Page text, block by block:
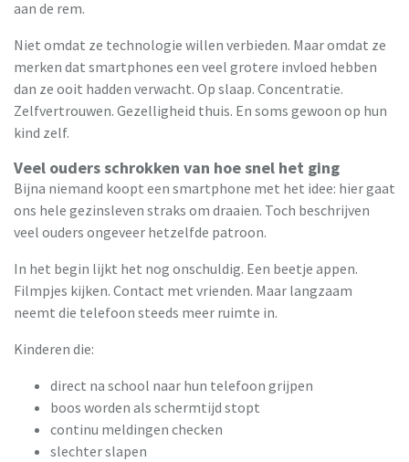
aan de rem.
Niet omdat ze technologie willen verbieden. Maar omdat ze
merken dat smartphones een veel grotere invloed hebben
dan ze ooit hadden verwacht. Op slaap. Concentratie.
Zelfvertrouwen. Gezelligheid thuis. En soms gewoon op hun
kind zelf.
Veel ouders schrokken van hoe snel het ging
Bijna niemand koopt een smartphone met het idee: hier gaat
ons hele gezinsleven straks om draaien. Toch beschrijven
veel ouders ongeveer hetzelfde patroon.
In het begin lijkt het nog onschuldig. Een beetje appen.
Filmpjes kijken. Contact met vrienden. Maar langzaam
neemt die telefoon steeds meer ruimte in.
Kinderen die:
direct na school naar hun telefoon grijpen
boos worden als schermtijd stopt
continu meldingen checken
slechter slapen